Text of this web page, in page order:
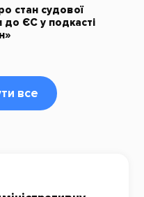
стан судової
ЄС у подкасті
все